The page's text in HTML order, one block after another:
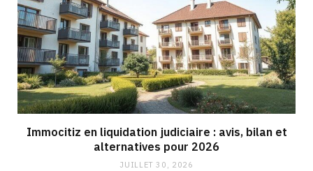
Immocitiz en liquidation judiciaire : avis, bilan et
alternatives pour 2026
JUILLET 30, 2026